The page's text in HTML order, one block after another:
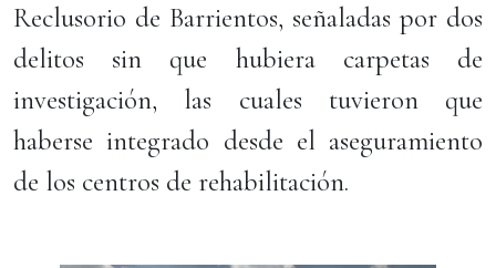
Reclusorio de Barrientos, señaladas por dos
delitos sin que hubiera carpetas de
investigación, las cuales tuvieron que
haberse integrado desde el aseguramiento
de los centros de rehabilitación.